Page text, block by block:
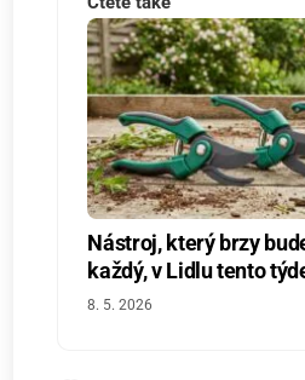
Nástroj, který brzy
každý, v Lidlu tento
8. 5. 2026